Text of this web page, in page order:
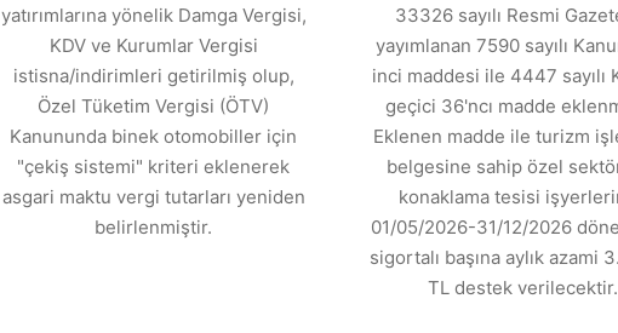
yatırımlarına yönelik Damga Vergisi,
KDV ve Kurumlar Vergisi
istisna/indirimleri getirilmiş olup,
Özel Tüketim Vergisi (ÖTV)
Kanununda binek otomobiller için
"çekiş sistemi" kriteri eklenerek
asgari maktu vergi tutarları yeniden
belirlenmiştir.
33326 sayılı Resmi
yayımlanan 7590 sayılı
inci maddesi ile 4447 sayılı
geçici 36'ncı madde
Eklenen madde ile turizm
belgesine sahip özel
konaklama tesisi
01/05/2026-31/12/2026
sigortalı başına aylık azami
TL destek verilecektir.